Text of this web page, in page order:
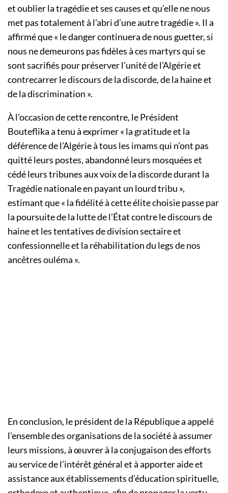
et oublier la tragédie et ses causes et qu’elle ne nous
met pas totalement à l’abri d’une autre tragédie ». Il a
affirmé que « le danger continuera de nous guetter, si
nous ne demeurons pas fidèles à ces martyrs qui se
sont sacrifiés pour préserver l’unité de l’Algérie et
contrecarrer le discours de la discorde, de la haine et
de la discrimination ».
À l’occasion de cette rencontre, le Président
Bouteflika a tenu à exprimer « la gratitude et la
déférence de l’Algérie à tous les imams qui n’ont pas
quitté leurs postes, abandonné leurs mosquées et
cédé leurs tribunes aux voix de la discorde durant la
Tragédie nationale en payant un lourd tribu »,
estimant que « la fidélité à cette élite choisie passe par
la poursuite de la lutte de l’État contre le discours de
haine et les tentatives de division sectaire et
confessionnelle et la réhabilitation du legs de nos
ancêtres ouléma ».
En conclusion, le président de la République a appelé
l’ensemble des organisations de la société à assumer
leurs missions, à œuvrer à la conjugaison des efforts
au service de l’intérêt général et à apporter aide et
assistance aux établissements d’éducation spirituelle,